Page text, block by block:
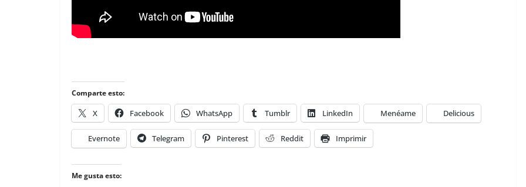
Comparte esto:
X Facebook WhatsApp Tumblr LinkedIn Menéame Delicious
Evernote Telegram Pinterest Reddit Imprimir
Me gusta esto: